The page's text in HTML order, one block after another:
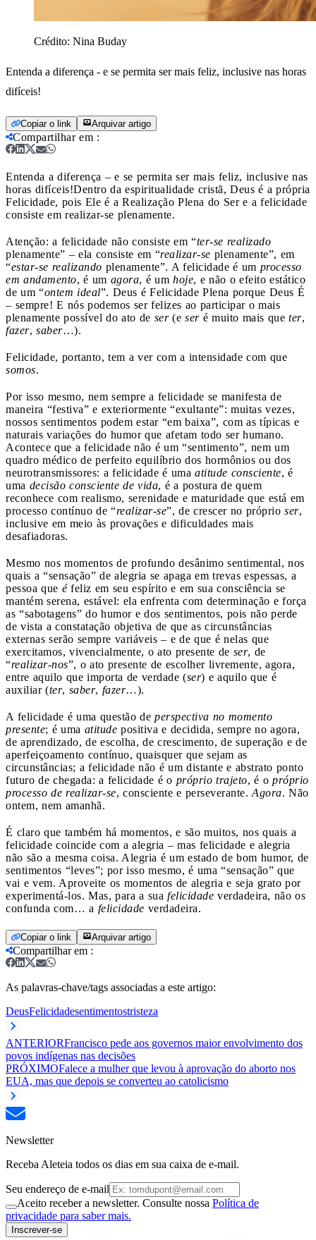
Crédito: Nina Buday
Entenda a diferença - e se permita ser mais feliz, inclusive nas horas
difíceis!
Copiar o link Arquivar artigo
Compartilhar em :
Entenda a diferença – e se permita ser mais feliz, inclusive nas
horas difíceis!Dentro da espiritualidade cristã, Deus é a própria
Felicidade, pois Ele é a Realização Plena do Ser e a felicidade
consiste em realizar-se plenamente.
Atenção: a felicidade não consiste em “ter-se realizado
plenamente” – ela consiste em “realizar-se plenamente”, em
“estar-se realizando plenamente”. A felicidade é um processo
em andamento, é um agora, é um hoje, e não o efeito estático
de um “ontem ideal”. Deus é Felicidade Plena porque Deus É
– sempre! E nós podemos ser felizes ao participar o mais
plenamente possível do ato de ser(e seré muito mais que ter,
fazer, saber…).
Felicidade, portanto, tem a ver com a intensidade com que
somos.
Por isso mesmo, nem sempre a felicidade se manifesta de
maneira “festiva” e exteriormente “exultante”: muitas vezes,
nossos sentimentos podem estar “em baixa”, com as típicas e
naturais variações do humor que afetam todo ser humano.
Acontece que a felicidade não é um “sentimento”, nem um
quadro médico de perfeito equilíbrio dos hormônios ou dos
neurotransmissores: a felicidade é uma atitude consciente, é
uma decisão consciente de vida, é a postura de quem
reconhece com realismo, serenidade e maturidade que está em
processo contínuo de “realizar-se”, de crescer no próprio ser,
inclusive em meio às provações e dificuldades mais
desafiadoras.
Mesmo nos momentos de profundo desânimo sentimental, nos
quais a “sensação” de alegria se apaga em trevas espessas, a
pessoa que éfeliz em seu espírito e em sua consciência se
mantém serena, estável: ela enfrenta com determinação e força
as “sabotagens” do humor e dos sentimentos, pois não perde
de vista a constatação objetiva de que as circunstâncias
externas serão sempre variáveis – e de que é nelas que
exercitamos, vivencialmente, o ato presente de ser, de
“realizar-nos”, o ato presente de escolher livremente, agora,
entre aquilo que importa de verdade (ser) e aquilo que é
auxiliar (ter, saber, fazer…).
A felicidade é uma questão de perspectiva no momento
presente; é uma atitude positiva e decidida, sempre no agora,
de aprendizado, de escolha, de crescimento, de superação e de
aperfeiçoamento contínuo, quaisquer que sejam as
circunstâncias; a felicidade não é um distante e abstrato ponto
futuro de chegada: a felicidade é o próprio trajeto, é o próprio
processo de realizar-se, consciente e perseverante. Agora. Não
ontem, nem amanhã.
É claro que também há momentos, e são muitos, nos quais a
felicidade coincide com a alegria – mas felicidade e alegria
não são a mesma coisa. Alegria é um estado de bom humor, de
sentimentos “leves”; por isso mesmo, é uma “sensação” que
vai e vem. Aproveite os momentos de alegria e seja grato por
experimentá-los. Mas, para a sua felicidade verdadeira, não os
confunda com… a felicidade verdadeira.
Copiar o link Arquivar artigo
Compartilhar em :
As palavras-chave/tags associadas a este artigo:
DeusFelicidadesentimentostristeza
ANTERIORFrancisco pede aos governos maior envolvimento dos
povos indígenas nas decisões
PRÓXIMOFalece a mulher que levou à aprovação do aborto nos
EUA, mas que depois se converteu ao catolicismo
Newsletter
Receba Aleteia todos os dias em sua caixa de e-mail.
Seu endereço de e-mail
Aceito receber a newsletter. Consulte nossa Política de
privacidade para saber mais.
Inscrever-se